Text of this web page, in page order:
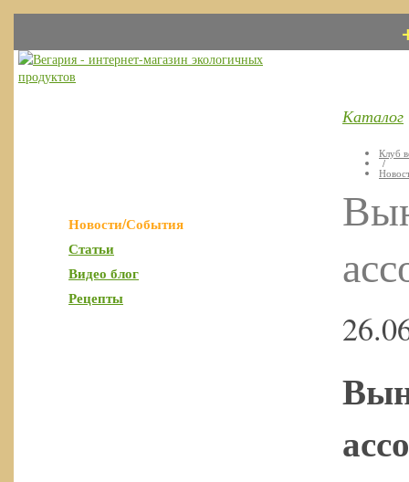
Новости/События
Статьи
Видео блог
Рецепты
Каталог
Клуб
/